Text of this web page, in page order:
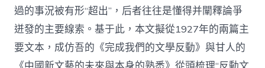
過的事況被有形“超出”，后者往往是懂得并闡釋論爭
迸發的主要線索。基于此，本文擬從1927年的兩篇主
要文本，成仿吾的《完成我們的文學反動》與甘人的